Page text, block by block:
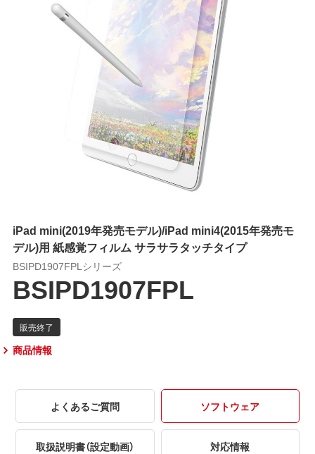
iPad mini(2019年発売モデル)/iPad mini4(2015年発売モ
デル)用 紙感覚フィルム サラサラタッチタイプ
BSIPD1907FPLシリーズ
BSIPD1907FPL
商品情報
よくあるご質問 ソフトウェア
取扱説明書（設定動画） 対応情報